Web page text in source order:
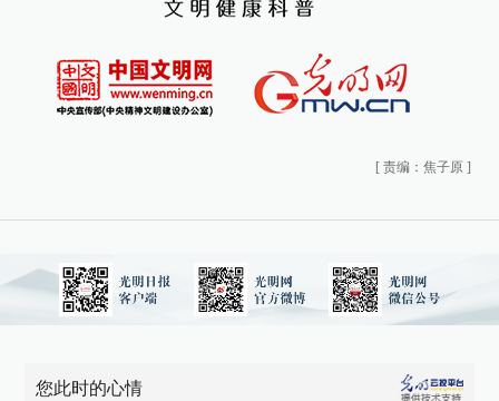
[ 责编：焦子原 ]
您此时的心情